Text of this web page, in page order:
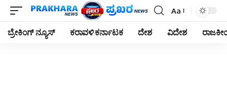
Font
Resizer
Aa
ಬ್ರೇಕಿಂಗ್ ನ್ಯೂಸ್ ಕರಾವಳಿ ಕರ್ನಾಟಕ ದೇಶ ವಿದೇಶ